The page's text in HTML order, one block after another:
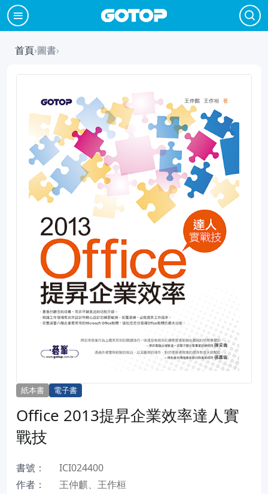
首頁›圖書›
紙本書 電子書
Office 2013提昇企業效率達人實
戰技
書號：
ICI024400
作者：
王仲麒、王作桓